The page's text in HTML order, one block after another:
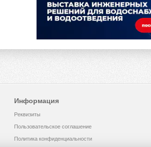
Информация
Реквизиты
Пользовательское соглашение
Политика конфиденциальности